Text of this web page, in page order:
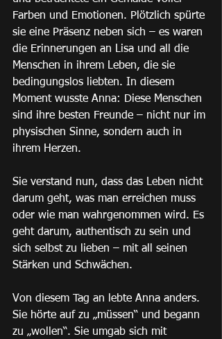
Farben und Emotionen. Plötzlich spürte
sie eine Präsenz neben sich – es waren
die Erinnerungen an Lisa und all die
Menschen in ihrem Leben, die sie
bedingungslos liebten. In diesem
Moment wusste Anna: Diese Menschen
sind ihre besten Freunde – nicht nur im
physischen Sinne, sondern auch in
ihrem Herzen.
Sie verstand nun, dass das Leben nicht
darum geht, was man erreichen muss
oder wie man wahrgenommen wird. Es
geht darum, authentisch zu sein und
sich selbst zu lieben – mit all seinen
Stärken und Schwächen.
Von diesem Tag an lebte Anna anders.
Sie hörte auf zu „müssen“ und begann
zu „wollen“. Sie umgab sich mit